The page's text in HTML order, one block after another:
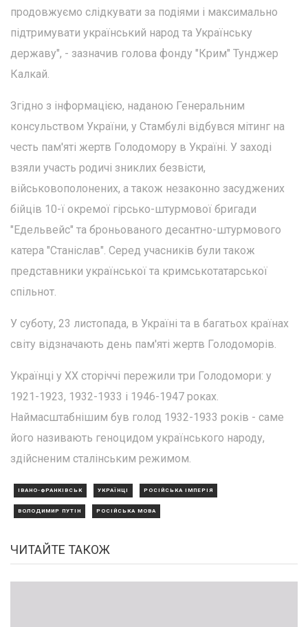
продовжуємо слідкувати за подіями і максимально
підтримувати український народ та Українську
державу", - зазначив голова фонду "Крим" Тунджер
Калкай.
Згідно з інформацією, наданою Генеральним
консульством України, у Стамбулі відбувся мітинг на
честь пам'яті жертв Голодомору в Україні. У заході
взяли участь родичі зниклих безвісти,
військовополонених, а також незаконно засуджених
бійців 10-ї окремої гірсько-штурмової бригади
"Едельвейс" та броньованого десантно-штурмового
катера "Станіслав". Серед учасників були також
представники української та кримськотатарської
спільнот.
У суботу, 23 листопада, в Україні та в багатьох країнах
світу відзначають день пам'яті жертв Голодоморів.
Українці у XX сторіччі пережили три Голодомори: у
1921-1923, 1932-1933 і 1946-1947 роках.
Наймасштабнішим був голод 1932-1933 років - саме
його називають геноцидом українського народу,
здійсненим сталінським режимом.
ІВАНО-ФРАНКІВСЬК УКРАЇНЦІ РОСІЙСЬКА ІМПЕРІЯ
ВОЛОДИМИР ПУТІН РОСІЙСЬКА МОВА
ЧИТАЙТЕ ТАКОЖ